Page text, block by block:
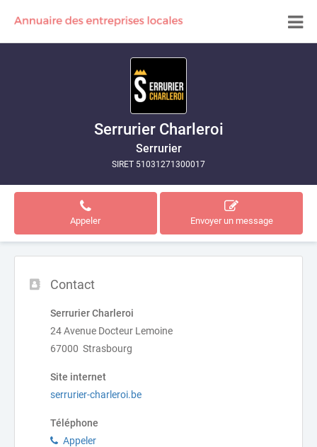
Serrurier Charleroi
Serrurier
SIRET 51031271300017
Appeler Envoyer un message
Contact
Serrurier Charleroi
24 Avenue Docteur Lemoine
67000 Strasbourg
Site internet
serrurier-charleroi.be
Téléphone
Appeler